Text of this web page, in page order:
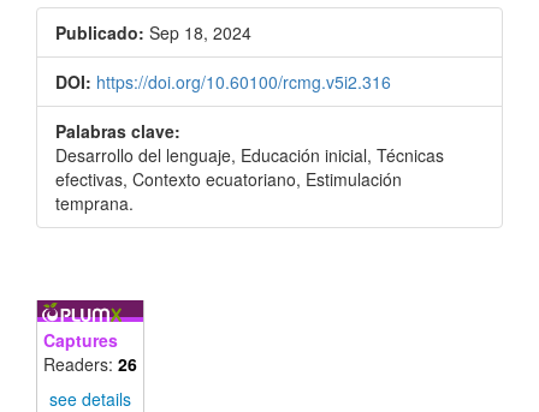
Publicado: Sep 18, 2024
DOI: https://doi.org/10.60100/rcmg.v5i2.316
Palabras clave:
Desarrollo del lenguaje, Educación inicial, Técnicas
efectivas, Contexto ecuatoriano, Estimulación
temprana.
Captures
Readers: 26
see details